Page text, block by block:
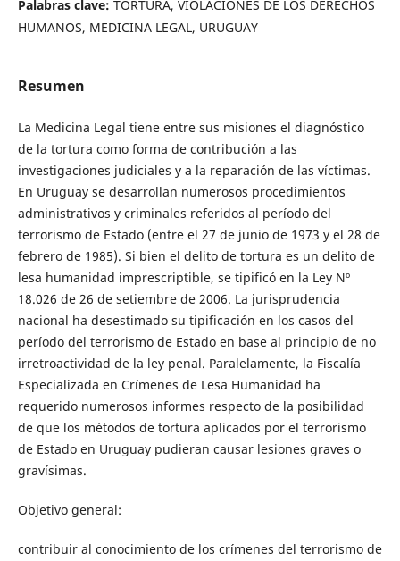
Palabras clave: TORTURA, VIOLACIONES DE LOS DERECHOS
HUMANOS, MEDICINA LEGAL, URUGUAY
Resumen
La Medicina Legal tiene entre sus misiones el diagnóstico
de la tortura como forma de contribución a las
investigaciones judiciales y a la reparación de las víctimas.
En Uruguay se desarrollan numerosos procedimientos
administrativos y criminales referidos al período del
terrorismo de Estado (entre el 27 de junio de 1973 y el 28 de
febrero de 1985). Si bien el delito de tortura es un delito de
lesa humanidad imprescriptible, se tipificó en la Ley Nº
18.026 de 26 de setiembre de 2006. La jurisprudencia
nacional ha desestimado su tipificación en los casos del
período del terrorismo de Estado en base al principio de no
irretroactividad de la ley penal. Paralelamente, la Fiscalía
Especializada en Crímenes de Lesa Humanidad ha
requerido numerosos informes respecto de la posibilidad
de que los métodos de tortura aplicados por el terrorismo
de Estado en Uruguay pudieran causar lesiones graves o
gravísimas.
Objetivo general:
contribuir al conocimiento de los crímenes del terrorismo de